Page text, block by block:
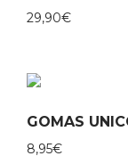
29,90€
GOMAS
8,95€